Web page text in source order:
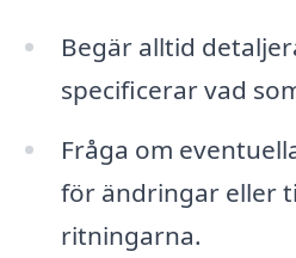
Begär alltid
specificerar vad
Fråga om
för ändringar eller
ritningarna.